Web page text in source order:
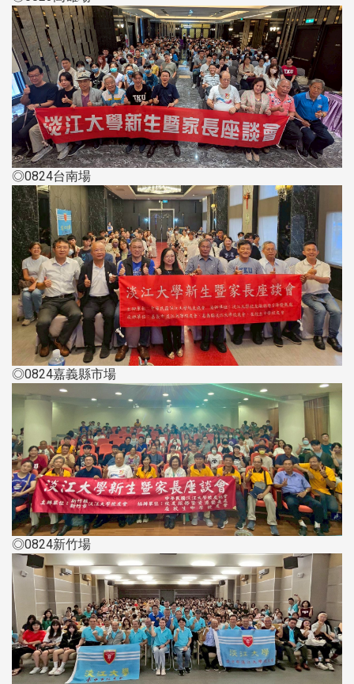
◎0824台南場
◎0824嘉義縣市場
◎0824新竹場